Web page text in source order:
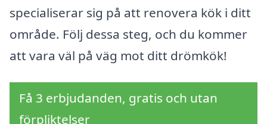
specialiserar sig på att renovera kök i ditt
område. Följ dessa steg, och du kommer
att vara väl på väg mot ditt drömkök!
Få 3 erbjudanden, gratis och utan
förpliktelser